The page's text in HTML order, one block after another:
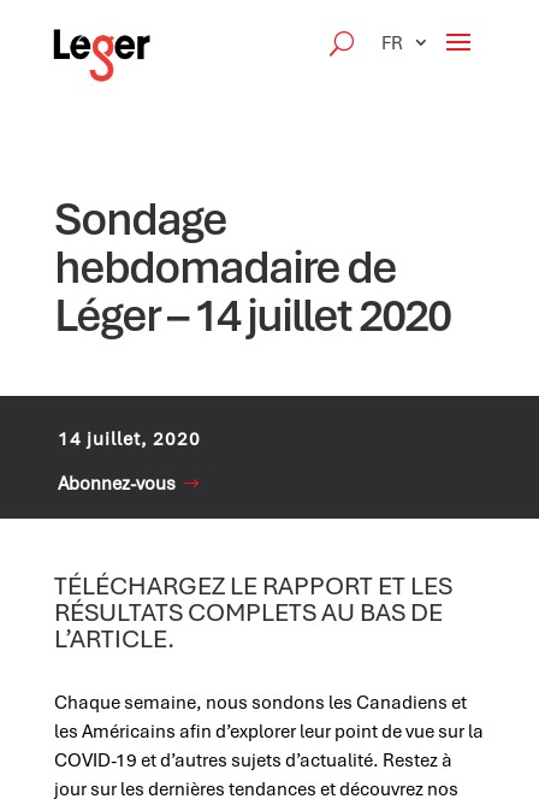
FR
Sondage
hebdomadaire de
Léger – 14 juillet 2020
14 juillet, 2020
Abonnez-vous
TÉLÉCHARGEZ LE RAPPORT ET LES
RÉSULTATS COMPLETS AU BAS DE
L’ARTICLE.
Chaque semaine, nous sondons les Canadiens et
les Américains afin d’explorer leur point de vue sur la
COVID-19 et d’autres sujets d’actualité. Restez à
jour sur les dernières tendances et découvrez nos